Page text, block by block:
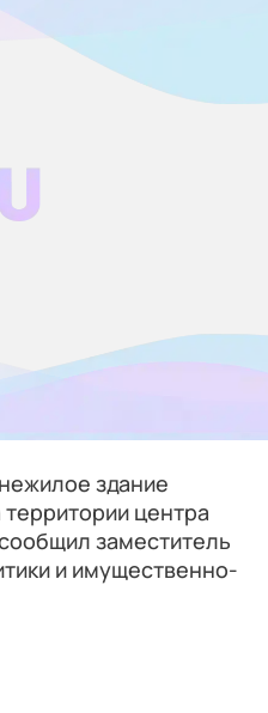
здание
центра
заместитель
и имущественно-